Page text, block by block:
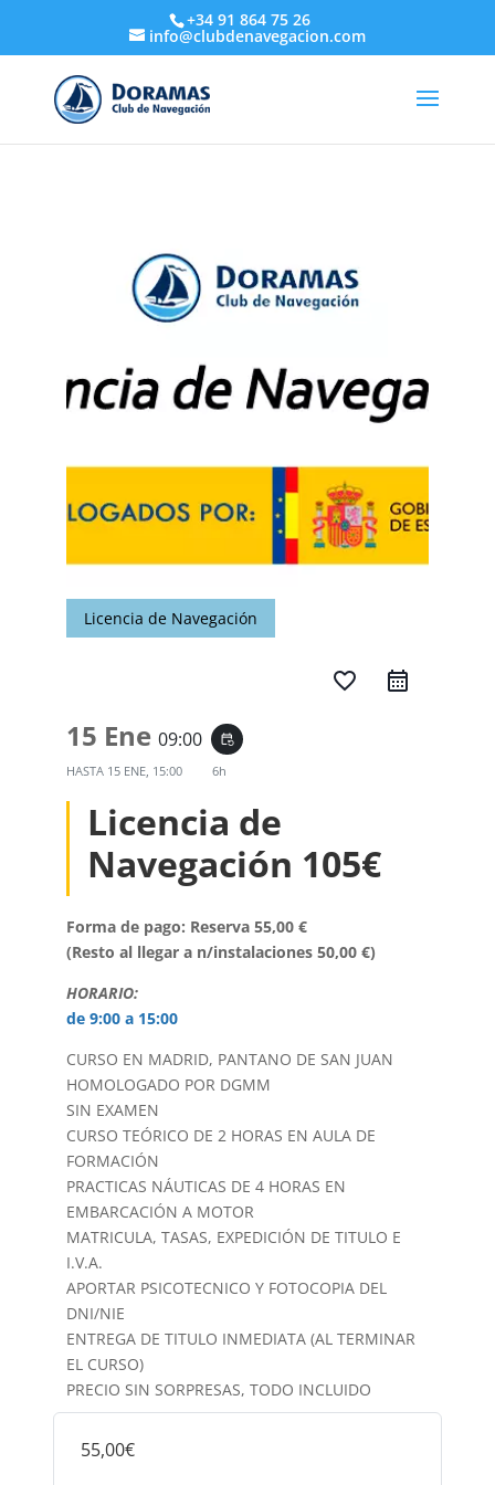
+34 91 864 75 26
info@clubdenavegacion.com
Licencia de Navegación
favorite_border
15 Ene 09:00 event_repeat
HASTA 15 ENE, 15:00 6h
Licencia de
Navegación 105€
Forma de pago: Reserva 55,00 €
(Resto al llegar a n/instalaciones 50,00 €)
HORARIO:
de 9:00 a 15:00
CURSO EN MADRID, PANTANO DE SAN JUAN
HOMOLOGADO POR DGMM
SIN EXAMEN
CURSO TEÓRICO DE 2 HORAS EN AULA DE
FORMACIÓN
PRACTICAS NÁUTICAS DE 4 HORAS EN
EMBARCACIÓN A MOTOR
MATRICULA, TASAS, EXPEDICIÓN DE TITULO E
I.V.A.
APORTAR PSICOTECNICO Y FOTOCOPIA DEL
DNI/NIE
ENTREGA DE TITULO INMEDIATA (AL TERMINAR
EL CURSO)
PRECIO SIN SORPRESAS, TODO INCLUIDO
55,00€